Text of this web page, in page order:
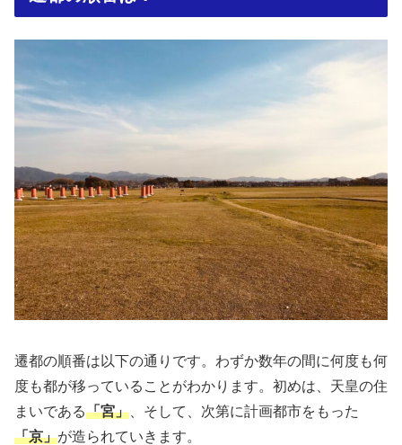
遷都の順番は以下の通りです。わずか数年の間に何度も何
度も都が移っていることがわかります。初めは、天皇の住
まいである「宮」 、そして、次第に計画都市をもった
「京」が造られていきます。